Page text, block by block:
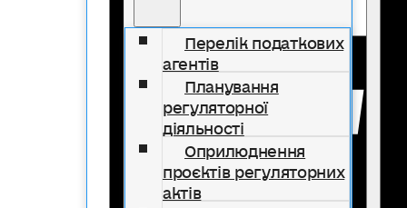
Перелік податкових
агентів
Планування
регуляторної
діяльності
Оприлюднення
проєктів регуляторних
актів